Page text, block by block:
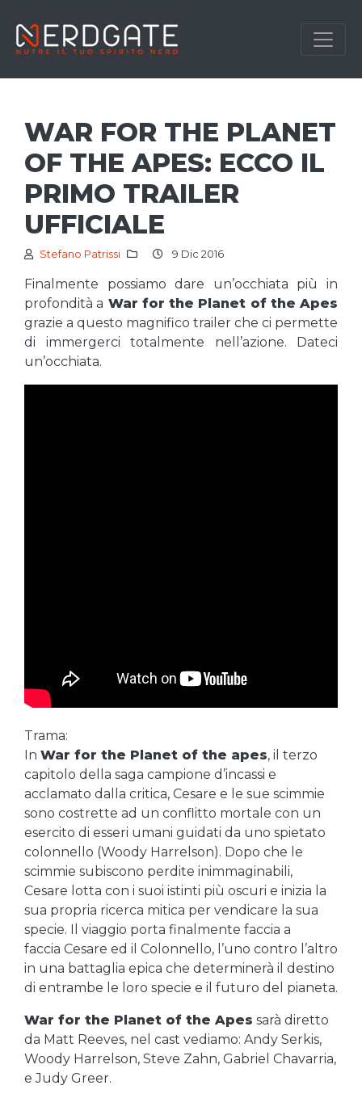
WAR FOR THE PLANET
OF THE APES: ECCO IL
PRIMO TRAILER
UFFICIALE
Stefano Patrissi 9 Dic 2016
Finalmente possiamo dare un’occhiata più in
profondità a War for the Planet of the Apes
grazie a questo magnifico trailer che ci permette
di immergerci totalmente nell’azione. Dateci
un’occhiata.
Trama:
In War for the Planet of the apes, il terzo
capitolo della saga campione d’incassi e
acclamato dalla critica, Cesare e le sue scimmie
sono costrette ad un conflitto mortale con un
esercito di esseri umani guidati da uno spietato
colonnello (Woody Harrelson). Dopo che le
scimmie subiscono perdite inimmaginabili,
Cesare lotta con i suoi istinti più oscuri e inizia la
sua propria ricerca mitica per vendicare la sua
specie. Il viaggio porta finalmente faccia a
faccia Cesare ed il Colonnello, l’uno contro l’altro
in una battaglia epica che determinerà il destino
di entrambe le loro specie e il futuro del pianeta.
War for the Planet of the Apes sarà diretto
da Matt Reeves, nel cast vediamo: Andy Serkis,
Woody Harrelson, Steve Zahn, Gabriel Chavarria,
e Judy Greer.